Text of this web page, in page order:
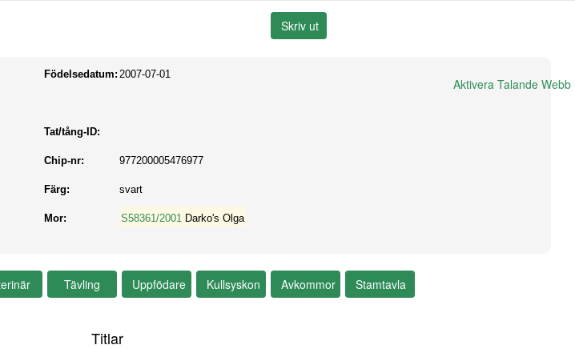
Aktivera Talande Webb
Födelsedatum: 2007-07-01
Tat/tång-ID:
Chip-nr: 977200005476977
Färg: svart
Mor: S58361/2001 Darko's Olga
Titlar